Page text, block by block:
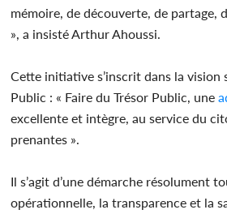
mémoire, de découverte, de partage,
», a insisté Arthur Ahoussi.
Cette initiative s’inscrit dans la vision
Public : « Faire du Trésor Public, une
excellente et intègre, au service du
prenantes ».
Il s’agit d’une démarche résolument
opérationnelle, la transparence et la